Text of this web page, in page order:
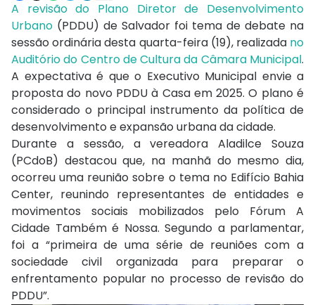
A revisão do Plano Diretor de Desenvolvimento
Urbano (PDDU) de Salvador foi tema de debate na
sessão ordinária desta quarta-feira (19), realizada no
Auditório do Centro de Cultura da Câmara Municipal.
A expectativa é que o Executivo Municipal envie a
proposta do novo PDDU à Casa em 2025. O plano é
considerado o principal instrumento da política de
desenvolvimento e expansão urbana da cidade.
Durante a sessão, a vereadora Aladilce Souza
(PCdoB) destacou que, na manhã do mesmo dia,
ocorreu uma reunião sobre o tema no Edifício Bahia
Center, reunindo representantes de entidades e
movimentos sociais mobilizados pelo Fórum A
Cidade Também é Nossa. Segundo a parlamentar,
foi a “primeira de uma série de reuniões com a
sociedade civil organizada para preparar o
enfrentamento popular no processo de revisão do
PDDU”.